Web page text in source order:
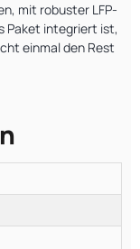
mit robuster LFP-
Paket integriert ist,
einmal den Rest